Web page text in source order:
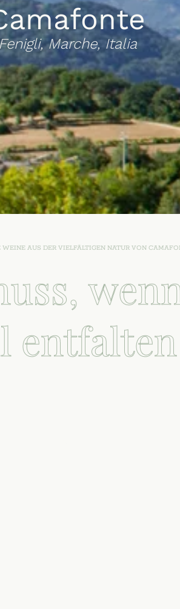
Marche, Italia
AUS DER VIELFÄLTIGEN NATUR VON